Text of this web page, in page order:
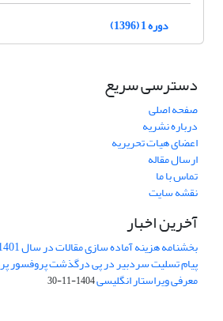
دوره 1 (1396)
دسترسی سریع
صفحه اصلی
درباره نشریه
اعضای هیات تحریریه
ارسال مقاله
تماس با ما
نقشه سایت
آخرین اخبار
بخشنامه هزینه آماده سازی مقالات در سال 1401
پیام تسلیت سردبیر در پی درگذشت پروفسور
معرفی ویراستار انگلیسی1404-11-30